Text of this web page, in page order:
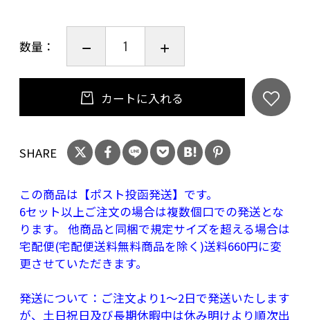
※2 乾燥による刺激のこと
【使用方法】
●洗顔後の清潔な肌にお使いください。
●マスクご使用後、乳液、クリームなどで肌を
水・BG・DPG・PPG－10メチルグルコース・グ
リセリン・ウメ果実エキス・ザクロ果皮エキ
ス・シロキクラゲエキス・ソメイヨシノ葉エキ
ス・ヒアルロン酸Na・EDTA－2Na・PEG－8・
30））クロスポリマー・イソステアリン酸PEG
数量：
カートに入れる
SHARE
この商品は【ポスト投函発送】です。
6セット以上ご注文の場合は複数個口での発送とな
ります。 他商品と同梱で規定サイズを超える場合は
宅配便(宅配便送料無料商品を除く)送料660円に変
更させていただきます。
発送について：ご注文より1～2日で発送いたします
が、土日祝日及び長期休暇中は休み明けより順次出